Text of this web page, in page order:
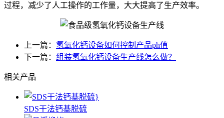
过程，减少了人工操作的工作量，大大提高了生产效率。
上一篇： 氢氧化钙设备如何控制产品ph值
下一篇： 组装氢氧化钙设备生产线怎么做？
相关产品
SDS干法钙基脱硫